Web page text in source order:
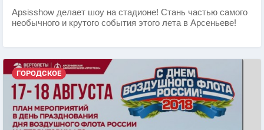
Apsisshow делает шоу на стадионе! Стань частью самого
необычного и крутого события этого лета в Арсеньеве!
ГОРОДСКОЕ